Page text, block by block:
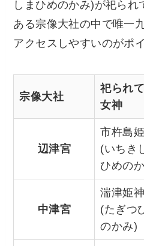
しまひめのかみ)が祀られ
ある宗像大社の中で唯一
アクセスしやすいのがポ
宗像大社
祀られ
女神
辺津宮
市杵島
(いちき
ひめの
中津宮
湍津姫神
(たぎつ
のかみ)